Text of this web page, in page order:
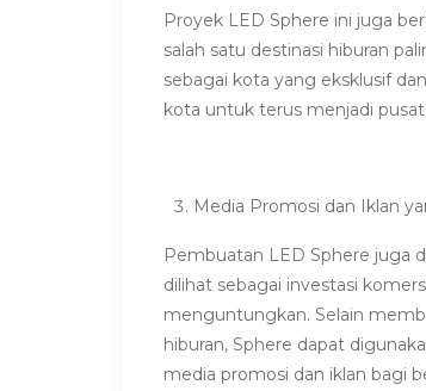
Proyek LED Sphere ini juga
salah satu destinasi hiburan
sebagai kota yang eksklusif
kota untuk terus menjadi
Media Promosi dan Iklan
Pembuatan LED Sphere juga
dilihat sebagai investasi
menguntungkan. Selain
hiburan, Sphere dapat
media promosi dan iklan bagi